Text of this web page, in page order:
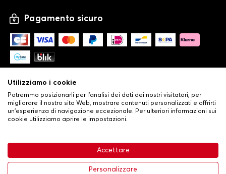
63,99 € Aggiungi al carrello
Pagamento sicuro
Condizioni generali di vendita•
Politica sulla privacy e sui cookie•Livraison
Utilizziamo i cookie
Potremmo posizionarli per l'analisi dei dati dei nostri visitatori, per
migliorare il nostro sito Web, mostrare contenuti personalizzati e offrirti
un'esperienza di navigazione eccezionale. Per ulteriori informazioni sui
cookie utilizziamo aprire le impostazioni.
Accettare
Personalizzare